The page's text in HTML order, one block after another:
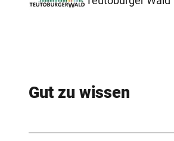
Gut zu wissen